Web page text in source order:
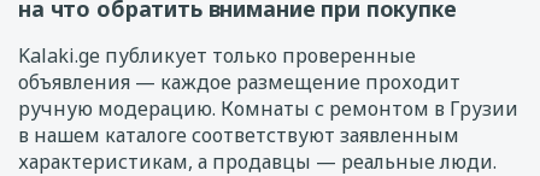
на что обратить внимание при покупке
Kalaki.ge публикует только проверенные
объявления — каждое размещение проходит
ручную модерацию. Комнаты с ремонтом в Грузии
в нашем каталоге соответствуют заявленным
характеристикам, а продавцы — реальные люди.